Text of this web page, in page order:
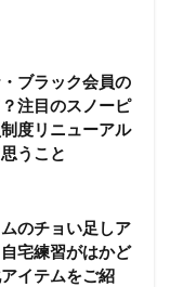
ブラック会員の
注目のスノーピ
度リニューアル
うこと
のチョい足しア
宅練習がはかど
イテムをご紹